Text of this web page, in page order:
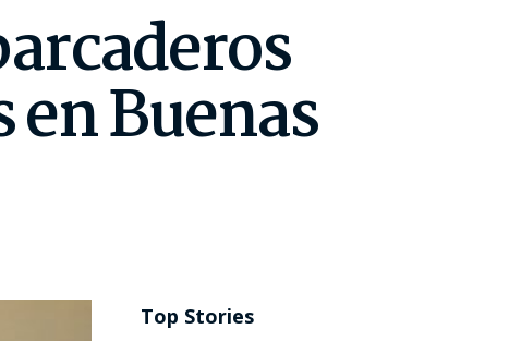
Buenas
Top Stories